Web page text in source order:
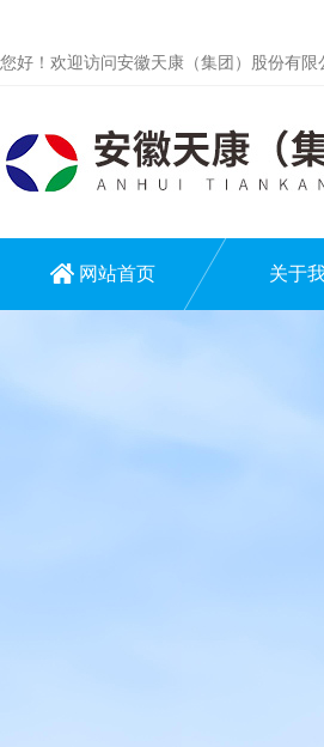
您好！欢迎访问安徽天康（集团）股份有限
网站首页 关于